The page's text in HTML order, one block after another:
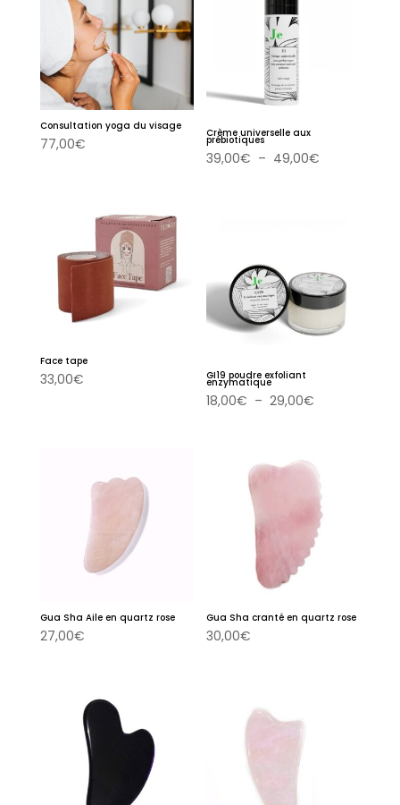
44,00€
Consultation yoga du visage
77,00€
Crème universelle aux
prébiotiques
39,00€ – 49,00€
Face tape
33,00€ GI19 poudre exfoliant
enzymatique
18,00€ – 29,00€
29,00€
Gua Sha Aile en quartz rose
27,00€
Gua Sha cranté en quartz rose
30,00€